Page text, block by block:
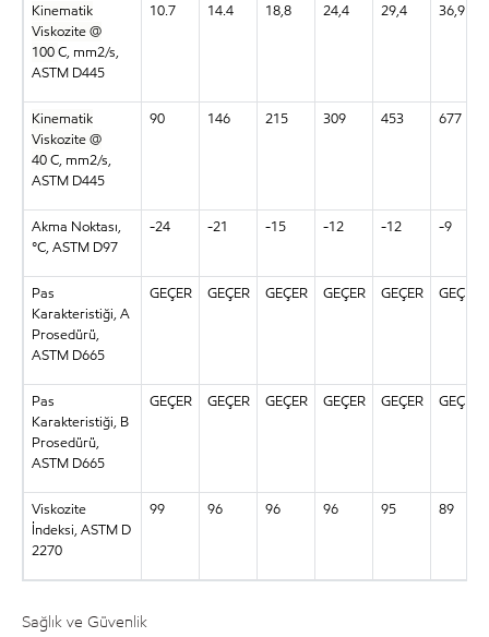
Kinematik
Viskozite @
100C, mm2/s,
ASTM D445
10.7 14.4 18,8 24,4 29,4 36,9
Kinematik
Viskozite @
40C, mm2/s,
ASTM D445
90 146 215 309 453 677
Akma Noktası,
°C, ASTM D97
-24 -21 -15 -12 -12 -9
Pas
Karakteristiği, A
Prosedürü,
ASTM D665
GEÇER GEÇER GEÇER GEÇER GEÇER GEÇER
Pas
Karakteristiği, B
Prosedürü,
ASTM D665
GEÇER GEÇER GEÇER GEÇER GEÇER GEÇER
Viskozite
İndeksi, ASTM D
2270
99 96 96 96 95 89
Sağlık ve Güvenlik